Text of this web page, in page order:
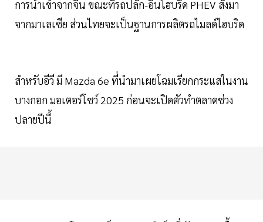
การนำเข้าจากจีน ขณะที่รถปลั๊ก-อินไฮบริด PHEV สั่งมา
จากมาเลเซีย ส่วนไทยจะเป็นฐานการผลิตรถไมลด์ไฮบริด
สำหรับอีวี มี Mazda 6e ที่นำมาเผยโฉมเรียกกระแสในงาน
บางกอก มอเตอร์โชว์ 2025 ก่อนจะเปิดตัวทำตลาดช่วง
ปลายปีนี้